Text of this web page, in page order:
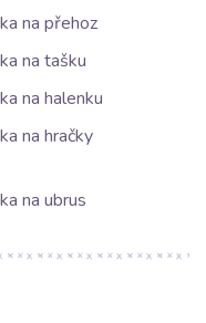
na přehoz
na tašku
na halenku
na hračky
na ubrus